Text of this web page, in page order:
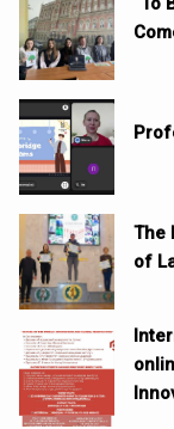
The
of